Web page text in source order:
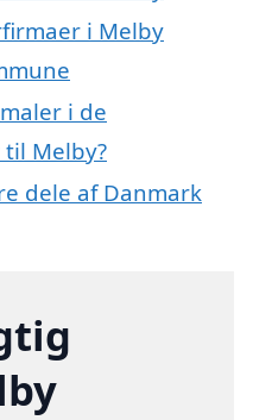
i Melby
i de
Melby?
dele af Danmark